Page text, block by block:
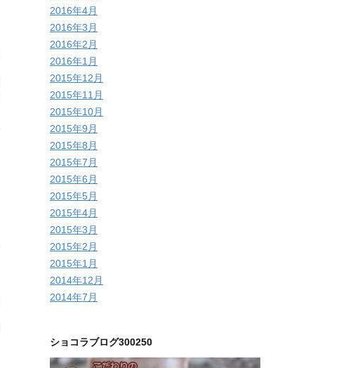
2016年4月
2016年3月
2016年2月
2016年1月
2015年12月
2015年11月
2015年10月
2015年9月
2015年8月
2015年7月
2015年6月
2015年5月
2015年4月
2015年3月
2015年2月
2015年1月
2014年12月
2014年7月
ショコラブログ300250